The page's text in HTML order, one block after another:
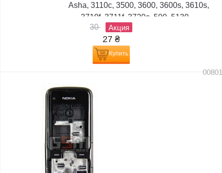
Asha, 3110c, 3500, 3600, 3600s, 3610s,
3710f, 3711f, 3720c, 500, 5130,...
30
Акция
27 ₴
Купить